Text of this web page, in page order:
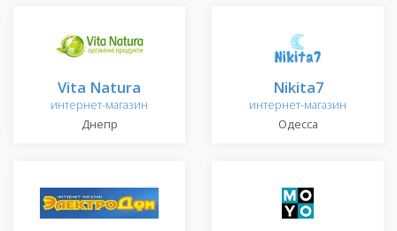
Vita Natura
интернет-магазин
Днепр
Nikita7
интернет-магазин
Одесса